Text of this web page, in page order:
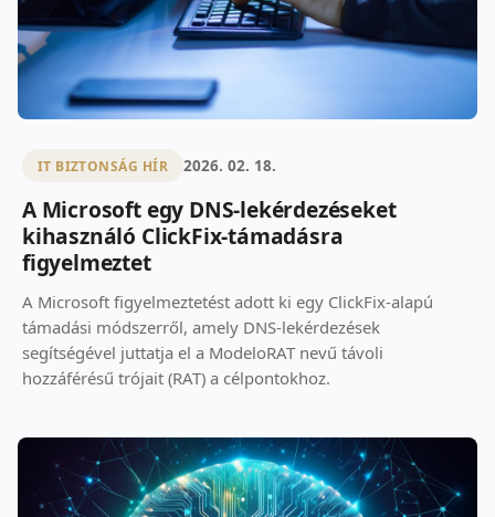
IT BIZTONSÁG HÍR 2026. 02. 18.
A Microsoft egy DNS-lekérdezéseket
kihasználó ClickFix-támadásra
figyelmeztet
A Microsoft figyelmeztetést adott ki egy ClickFix-alapú
támadási módszerről, amely DNS-lekérdezések
segítségével juttatja el a ModeloRAT nevű távoli
hozzáférésű trójait (RAT) a célpontokhoz.